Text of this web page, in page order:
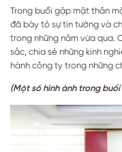
Trong buổi gặp mặt thân
đã bày tỏ sự tin tưởng và
trong những năm vừa qua.
sắc, chia sẻ những kinh
hành công ty trong những
(Một số hình ảnh trong